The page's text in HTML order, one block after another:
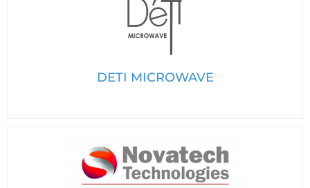
DETI MICROWAVE